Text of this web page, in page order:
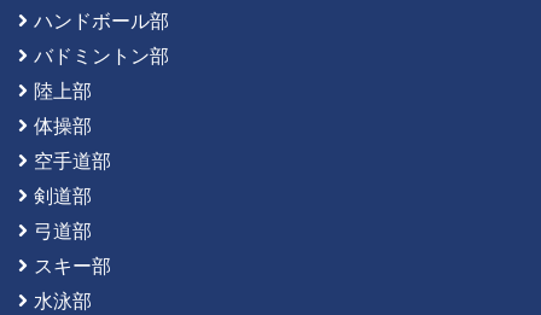
ハンドボール部
バドミントン部
陸上部
体操部
空手道部
剣道部
弓道部
スキー部
水泳部